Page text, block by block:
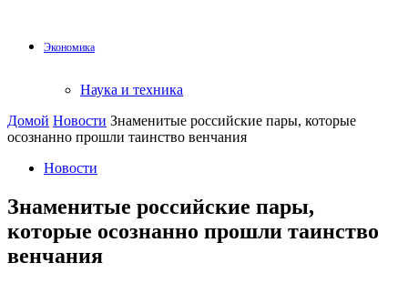
Экономика
Наука и техника
Домой Новости Знаменитые российские пары, которые
осознанно прошли таинство венчания
Новости
Знаменитые российские пары,
которые осознанно прошли таинство
венчания